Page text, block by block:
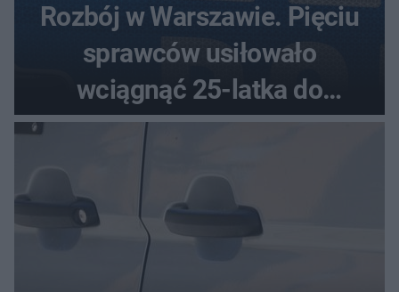
Rozbój w Warszawie. Pięciu
sprawców usiłowało
wciągnąć 25-latka do
samochodu